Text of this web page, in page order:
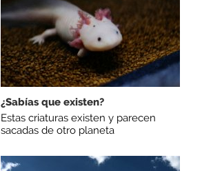
¿Sabías que existen?
Estas criaturas existen y parecen
sacadas de otro planeta